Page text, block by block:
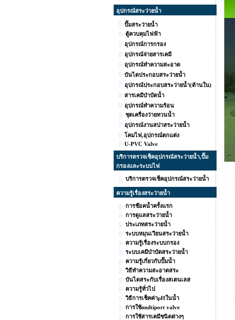
อุปกรณ์สระว่ายน้ำ
ปั๊มสระว่ายน้ำ
ตู้ควบคุมไฟฟ้า
อุปกรณ์การกรอง
อุปกรณ์จ่ายสารเคมี
อุปกรณ์ทำความสะอาด
บันไดประกอบสระว่ายน้ำ
อุปกรณ์ประกอบสระว่ายน้ำ(ด้านใน)
สารเคมีบำบัดน้ำ
อุปกรณ์ทำความร้อน
ชุดเครื่องว่ายทวนน้ำ
อุปกรณ์งานสปาสระว่ายน้ำ
โคมไฟ,อุปกรณ์ตกแต่ง
U-PVC Valve
บริการตรวจเช็คอุปกรณ์สระว่ายน้ำ,ปั๊ม
กรองและระบบไฟ
บริการตรวจเช็คอุปกรณ์สระว่ายน้ำ
ความรู้เรื่องสระว่ายน้ำ
การช๊อคน้ำครั้งแรก
การดูแลสระว่ายน้ำ
ประเภทสระว่ายน้ำ
ระบบหมุนเวียนสระว่ายน้ำ
ความรู้เรื่องระบบกรอง
ระบบเคมีบำบัดสระว่ายน้ำ
ความรู้เกี่ยวกับปั๊มน้ำ
วิธีทำความสะอาดสระ
บันไดสระกับเรื่องสเตนเลส
ความรู้ทั่วไป
วิธีการเช็คค่าpHในน้ำ
การใช้multiport valve
การใช้สารเคมีชนิดต่างๆ